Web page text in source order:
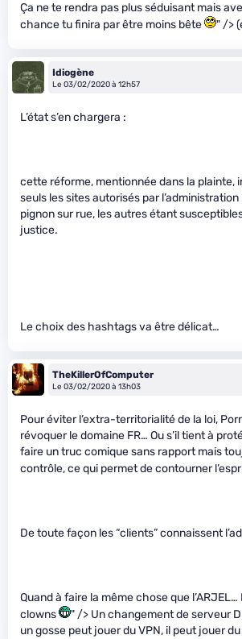
Ça ne te rendra pas plus séduisant mais
chance tu finira par être moins bête
" />
Idiogène
Le 03/02/2020 à 12h57
L’état s’en chargera :
cette réforme, mentionnée dans la plainte,
seuls les sites autorisés par
pignon sur rue, les autres étant
justice.
Le choix des hashtags va être délicat…
TheKillerOfComputer
Le 03/02/2020 à 13h03
Pour éviter l’extra-territorialité de la loi,
révoquer le domaine FR… Ou s’il tient à
faire un truc comique sans rapport mais
contrôle, ce qui permet de contourner
De toute façon les “clients” connaissent
Quand à faire la même chose que
clowns
" /> Un changement de serveur
un gosse peut jouer du VPN, il peut jouer du